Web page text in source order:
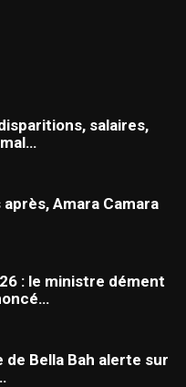
salaires,
Amara Camara
: le ministre dément
de Bella Bah alerte sur